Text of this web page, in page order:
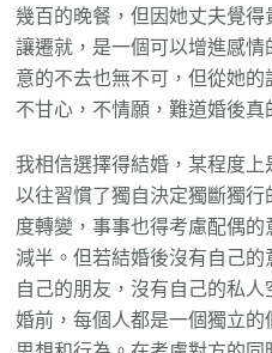
幾百的晚餐，但因她丈夫覺
讓遷就，是一個可以增進感
意的不去也無不可，但從她
不甘心，不情願，難道婚後真
我相信選擇得結婚，某程度上
以往習慣了獨自決定獨斷獨
度轉變，事事也得考慮配偶
減半。但若結婚後沒有自己
自己的朋友，沒有自己的私
婚前，每個人都是一個獨立的